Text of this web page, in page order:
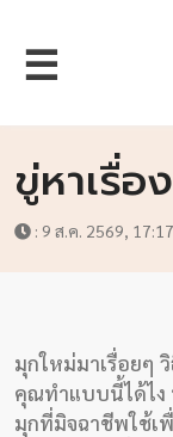
☰
แรก
สัมภาษณ์
ขู่หาเรื่อ
: 9 ส.ค. 2569, 17:17
มุกใหม่มาเรื่อยๆ
คุณทำแบบนี้ได้ไง
มุกที่มิจฉาชีพใช้เ